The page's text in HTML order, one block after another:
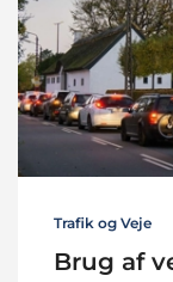
Trafik og Veje
Brug af